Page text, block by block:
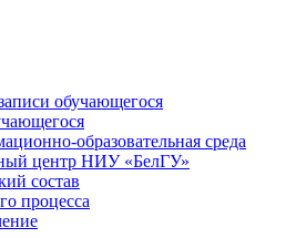
обучающегося
образовательная среда
центр НИУ «БелГУ»
состав
процесса